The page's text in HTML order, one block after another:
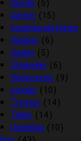
Gjorde (5)
Grimer (15)
Insektbeskyttelse
Klokker (6)
Sadler (5)
Stigbøjler (6)
Stigremme (9)
strigler (10)
Trenser (14)
Tøjler (14)
Underlag (10)